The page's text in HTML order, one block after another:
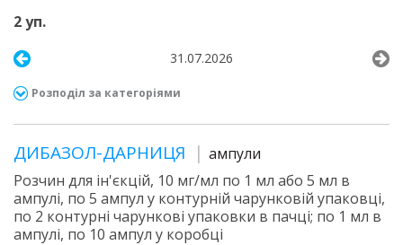
2 уп.
31.07.2026
Розподіл за категоріями
ДИБАЗОЛ-ДАРНИЦЯ
ампули
Розчин для ін'єкцій, 10 мг/мл по 1 мл або 5 мл в
ампулі, по 5 ампул у контурній чарунковій упаковці,
по 2 контурні чарункові упаковки в пачці; по 1 мл в
ампулі, по 10 ампул у коробці